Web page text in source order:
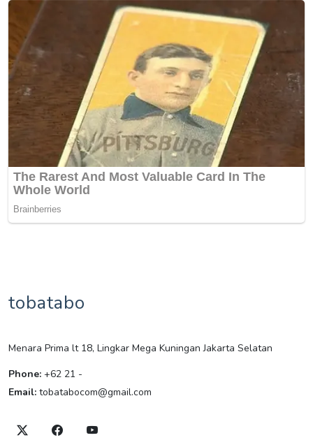
tobatabo
Menara Prima lt 18, Lingkar Mega Kuningan Jakarta Selatan
Phone: +62 21 -
Email: tobatabocom@gmail.com